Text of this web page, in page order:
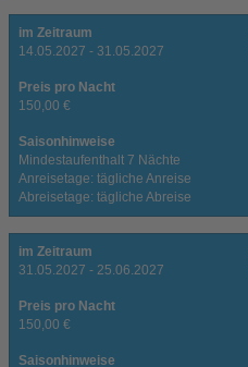
im Zeitraum
14.05.2027 - 31.05.2027
Preis pro Nacht
150,00 €
Saisonhinweise
Mindestaufenthalt 7 Nächte
Anreisetage: tägliche Anreise
Abreisetage: tägliche Abreise
im Zeitraum
31.05.2027 - 25.06.2027
Preis pro Nacht
150,00 €
Saisonhinweise